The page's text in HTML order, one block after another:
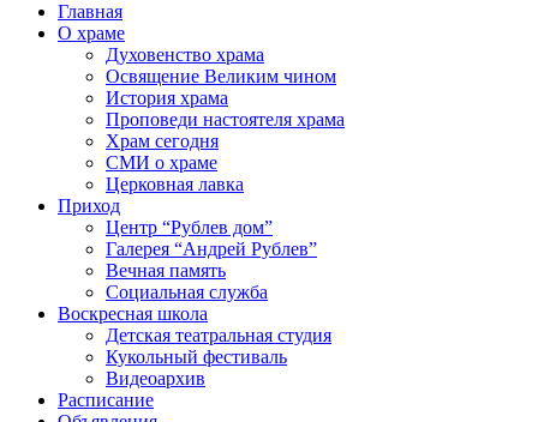
Главная
О храме
Духовенство храма
Освящение Великим чином
История храма
Проповеди настоятеля храма
Храм сегодня
СМИ о храме
Церковная лавка
Приход
Центр “Рублев дом”
Галерея “Андрей Рублев”
Вечная память
Социальная служба
Воскресная школа
Детская театральная студия
Кукольный фестиваль
Видеоархив
Расписание